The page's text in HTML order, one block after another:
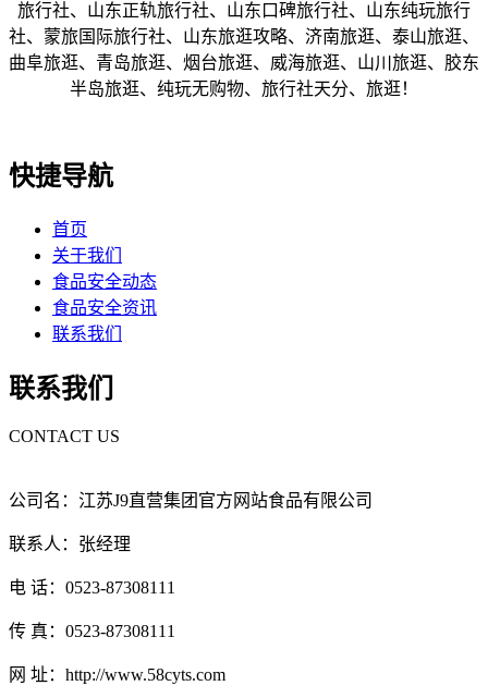
旅行社、山东正轨旅行社、山东口碑旅行社、山东纯玩旅行
社、蒙旅国际旅行社、山东旅逛攻略、济南旅逛、泰山旅逛、
曲阜旅逛、青岛旅逛、烟台旅逛、威海旅逛、山川旅逛、胶东
半岛旅逛、纯玩无购物、旅行社天分、旅逛！
快捷导航
首页
关于我们
食品安全动态
食品安全资讯
联系我们
联系我们
CONTACT US
公司名：江苏J9直营集团官方网站食品有限公司
联系人：张经理
电 话：0523-87308111
传 真：0523-87308111
网 址：http://www.58cyts.com